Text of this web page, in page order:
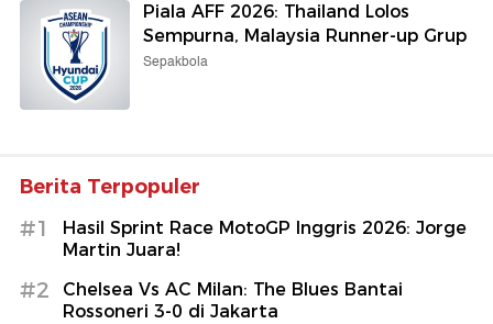
Piala AFF 2026: Thailand Lolos
Sempurna, Malaysia Runner-up Grup
Sepakbola
Berita Terpopuler
#1
Hasil Sprint Race MotoGP Inggris 2026: Jorge
Martin Juara!
#2
Chelsea Vs AC Milan: The Blues Bantai
Rossoneri 3-0 di Jakarta